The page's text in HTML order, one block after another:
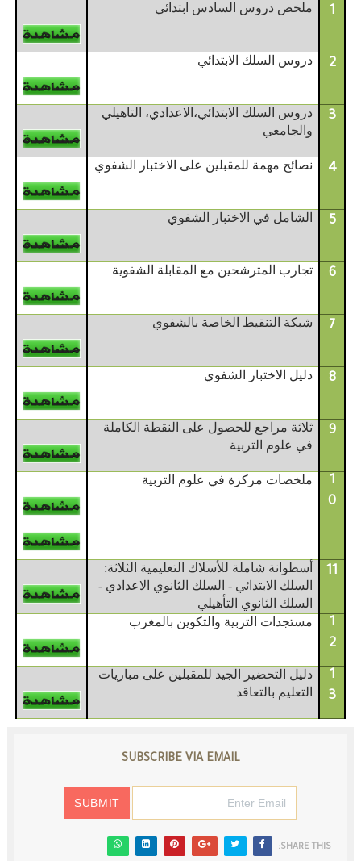
1 ملخص دروس السادس ابتدائي
2 دروس السلك الابتدائي
3
دروس السلك الابتدائي،الاعدادي، التاهيلي
والجامعي
4 نصائح مهمة للمقبلين على الاختبار الشفوي
5 الشامل في الاختبار الشفوي
6 تجارب المترشحين مع المقابلة الشفوية
7 شبكة التنقيط الخاصة بالشفوي
8 دليل الاختبار الشفوي
9
ثلاثة مراجع للحصول على النقطة الكاملة
في علوم التربية
1
0
ملخصات مركزة في علوم التربية
11
أسطوانة شاملة للأسلاك التعليمية الثلاثة:
السلك الابتدائي - السلك الثانوي الاعدادي -
السلك الثانوي التأهيلي
1
2
مستجدات التربية والتكوين بالمغرب
1
3
دليل التحضير الجيد للمقبلين على مباريات
التعليم بالتعاقد
SUBSCRIBE VIA EMAIL
SHARE THIS: